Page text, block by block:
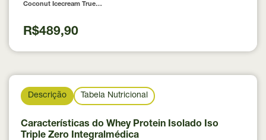
Coconut Icecream True
R$489,90
Descrição Tabela Nutricional
Características do Whey Protein Isolado Iso
Triple Zero Integralmédica